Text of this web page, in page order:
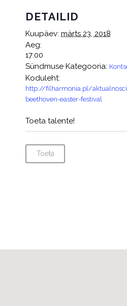
DETAILID
Kuupäev: märts 23, 2018
Aeg:
17:00
Sündmuse Kategooria:
Koduleht:
http://filharmonia.pl/
beethoven-easter-festival
Toeta talente!
Toeta